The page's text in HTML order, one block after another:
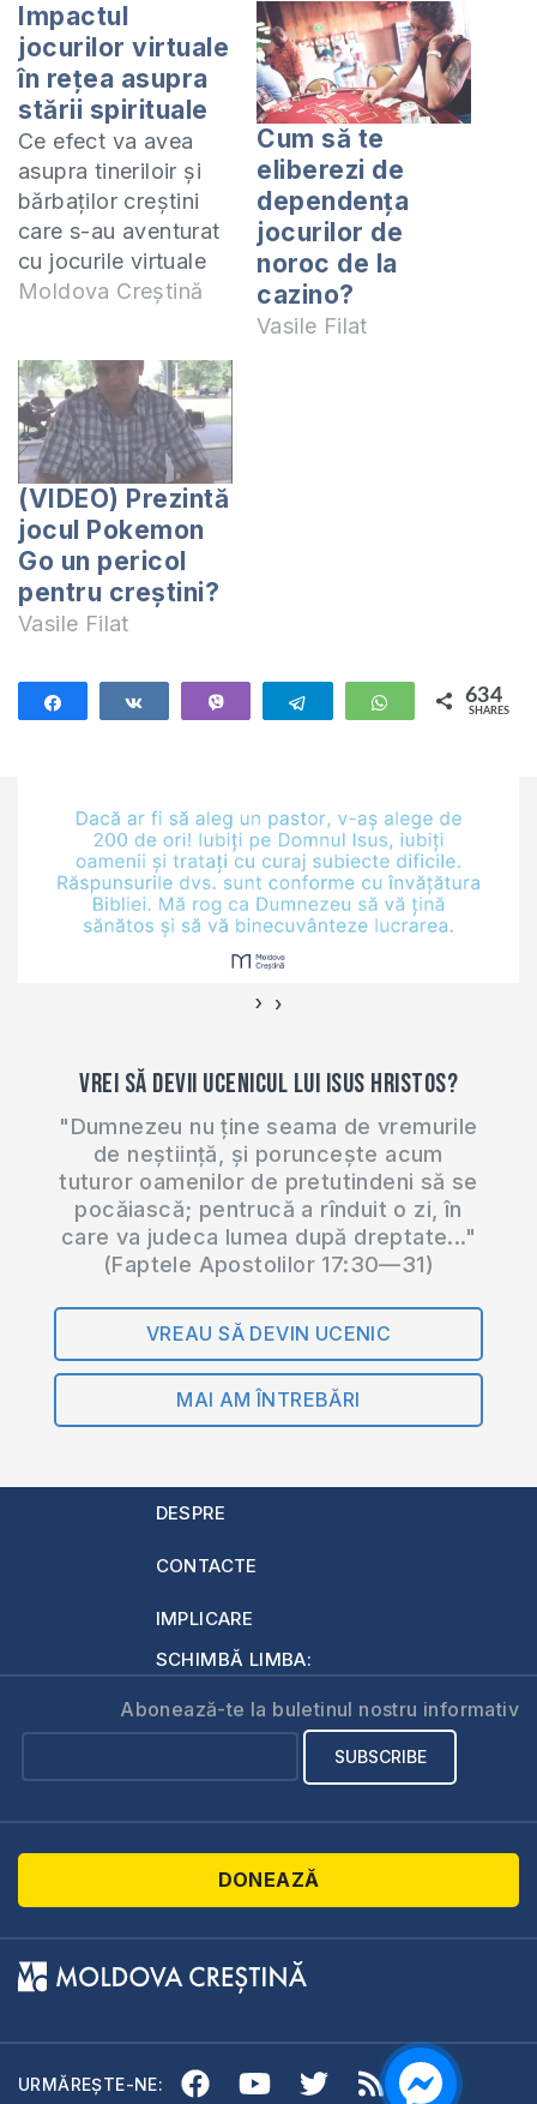
Impactul
jocurilor virtuale
în rețea asupra
stării spirituale
Ce efect va avea
asupra tineriloir și
bărbaților creștini
care s-au aventurat
cu jocurile virtuale
pe internet?
Moldova Creștină
Cum să te
eliberezi de
dependenţa
jocurilor de
noroc de la
cazino?
Vasile Filat
(VIDEO) Prezintă
jocul Pokemon
Go un pericol
pentru creștini?
Vasile Filat
Telegram WhatsApp
634
SHARES
‹ ›
Vrei să devii ucenicul lui Isus Hristos?
"Dumnezeu nu ține seama de vremurile
de neștiință, și poruncește acum
tuturor oamenilor de pretutindeni să se
pocăiască; pentrucă a rînduit o zi, în
care va judeca lumea după dreptate..."
(Faptele Apostolilor 17:30—31)
VREAU SĂ DEVIN UCENIC
MAI AM ÎNTREBĂRI
DESPRE
CONTACTE
IMPLICARE
SCHIMBĂ LIMBA:
Abonează-te la buletinul nostru informativ
DONEAZĂ
URMĂREȘTE-NE: